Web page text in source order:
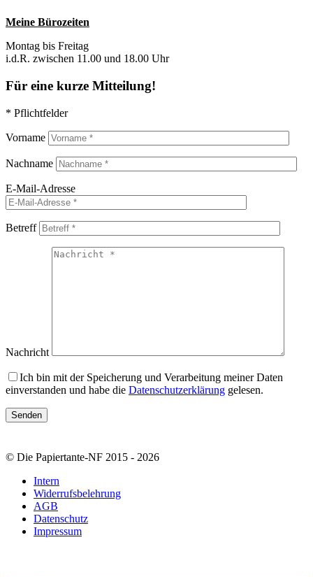
Meine Bürozeiten
Montag bis Freitag
i.d.R. zwischen 11.00 und 18.00 Uhr
Für eine kurze Mitteilung!
* Pflichtfelder
Vorname
Nachname
E-Mail-Adresse
Betreff
Nachricht
Ich bin mit der Speicherung und Verarbeitung meiner Daten
einverstanden und habe die Datenschutzerklärung gelesen.
© Die Papiertante-NF 2015 - 2026
Intern
Widerrufsbelehrung
AGB
Datenschutz
Impressum